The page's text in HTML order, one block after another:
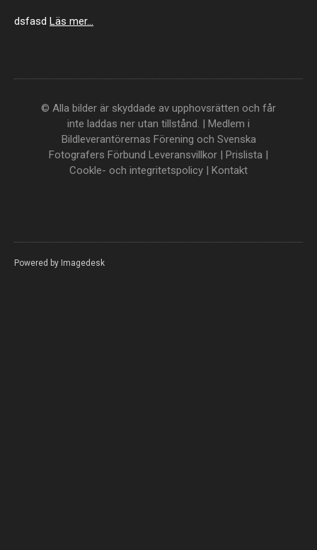
dsfasd Läs mer...
© Alla bilder är skyddade av upphovsrätten och får
inte laddas ner utan tillstånd. | Medlem i
Bildleverantörernas Förening och Svenska
Fotografers Förbund Leveransvillkor | Prislista |
Cookle- och integritetspolicy | Kontakt
Powered by Imagedesk